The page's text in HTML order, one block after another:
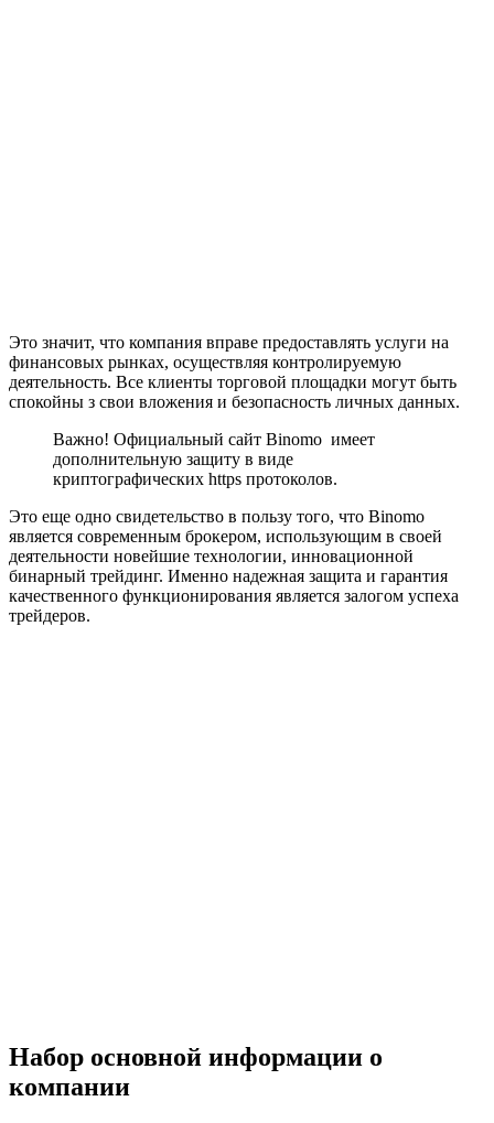
Это значит, что компания вправе предоставлять услуги на
финансовых рынках, осуществляя контролируемую
деятельность. Все клиенты торговой площадки могут быть
спокойны з свои вложения и безопасность личных данных.
Важно! Официальный сайт Binomo имеет
дополнительную защиту в виде
криптографических https протоколов.
Это еще одно свидетельство в пользу того, что Binomo
является современным брокером, использующим в своей
деятельности новейшие технологии, инновационной
бинарный трейдинг. Именно надежная защита и гарантия
качественного функционирования является залогом успеха
трейдеров.
Набор основной информации о
компании